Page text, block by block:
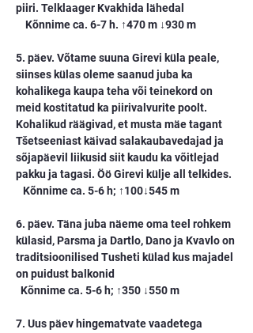
piiri. Telklaager Kvakhida lähedal
Kõnnime ca. 6-7 h. ↑470 m ↓930 m​
5. päev. Võtame suuna Girevi küla peale,
siinses külas oleme saanud juba ka
kohalikega kaupa teha või teinekord on
meid kostitatud ka piirivalvurite poolt.
Kohalikud räägivad, et musta mäe tagant
Tšetseeniast käivad salakaubavedajad ja
sõjapäevil liikusid siit kaudu ka võitlejad
pakku ja tagasi. Öö Girevi külje all telkides.
Kõnnime ca. 5-6 h; ↑100↓545 m
6. päev. Täna juba näeme oma teel rohkem
külasid, Parsma ja Dartlo, Dano ja Kvavlo on
traditsioonilised Tusheti külad kus majadel
on puidust balkonid
Kõnnime ca. 5-6 h; ↑350 ↓550 m
7. Uus päev hingematvate vaadetega